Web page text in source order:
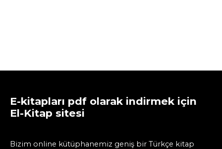
E-kitapları pdf olarak indirmek için
El-Kitap sitesi
Bizim online kütüphanemiz geniş bir Türkçe kitap